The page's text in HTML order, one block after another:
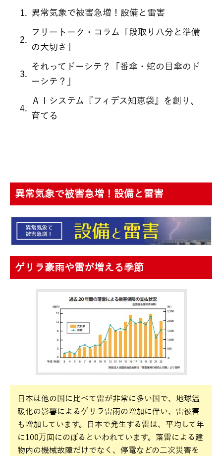
異常気象で被害急増！設備と雷害
フリートーク・コラム「段取り八分と準備
の大切さ」
それってドーシテ？「番傘・蛇の目傘のド
ーシテ？」
ＡＩシステム『フィデス知恵袋』を創り、
育てる
異常気象で被害急増！設備と雷害
ゲリラ豪雨や雷が増える季節
日本は他の国に比べて雷が非常に多い国で、地球温
暖化の影響によるゲリラ雷雨の増加に伴い、雷被害
も増加しています。日本で発生する雷は、平均して年
に100万回にのぼるといわれています。落雷による建
物内の機械故障だけでなく、停電などの二次災害を